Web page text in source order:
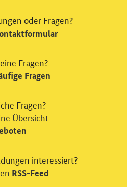
oder Fragen?
Fragen?
Fragen
Fragen?
Übersicht
interessiert?
RSS-Feed